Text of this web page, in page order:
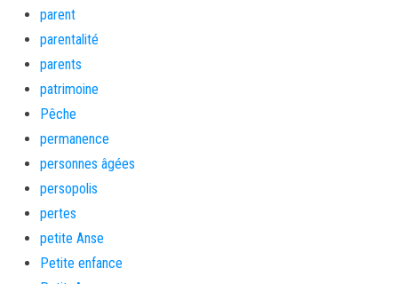
parent
parentalité
parents
patrimoine
Pêche
permanence
personnes âgées
persopolis
pertes
petite Anse
Petite enfance